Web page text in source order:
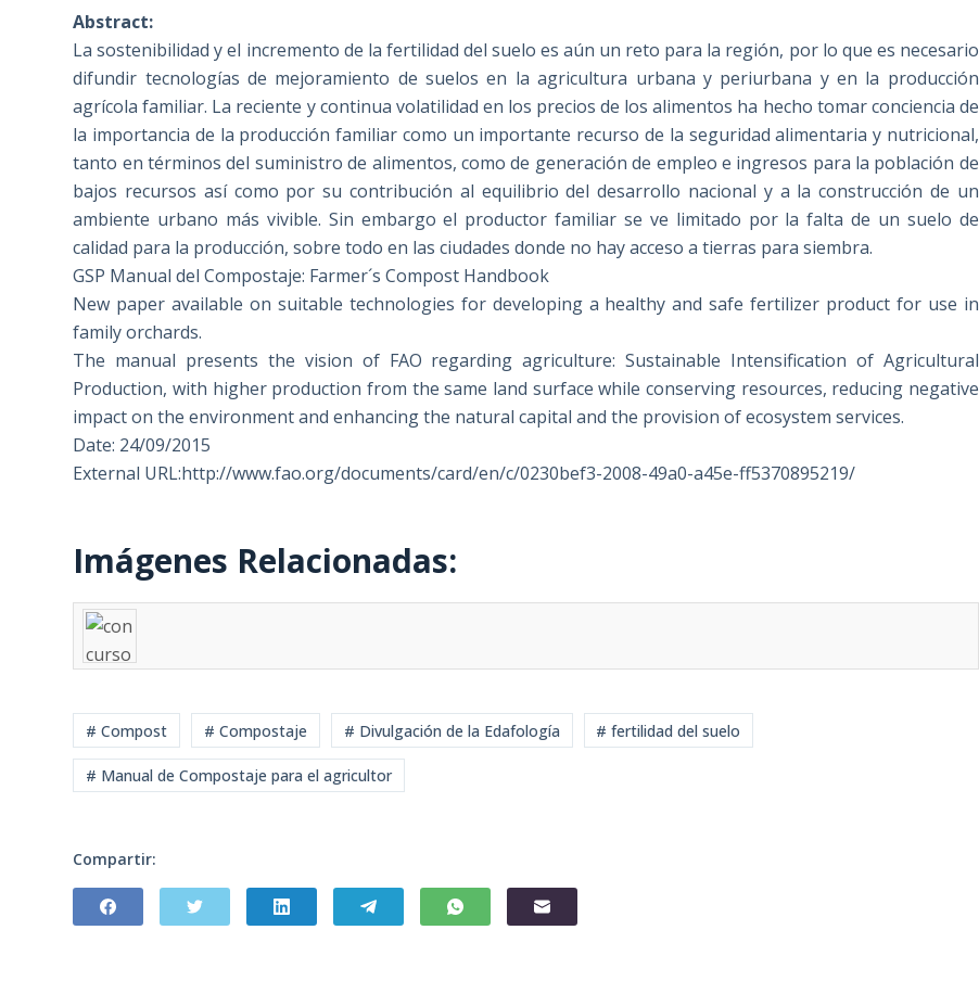
Abstract:
La sostenibilidad y el incremento de la fertilidad del suelo es aún un reto para la región, por lo que es necesario
difundir tecnologías de mejoramiento de suelos en la agricultura urbana y periurbana y en la producción
agrícola familiar. La reciente y continua volatilidad en los precios de los alimentos ha hecho tomar conciencia de
la importancia de la producción familiar como un importante recurso de la seguridad alimentaria y nutricional,
tanto en términos del suministro de alimentos, como de generación de empleo e ingresos para la población de
bajos recursos así como por su contribución al equilibrio del desarrollo nacional y a la construcción de un
ambiente urbano más vivible. Sin embargo el productor familiar se ve limitado por la falta de un suelo de
calidad para la producción, sobre todo en las ciudades donde no hay acceso a tierras para siembra.
GSP Manual del Compostaje: Farmer´s Compost Handbook
New paper available on suitable technologies for developing a healthy and safe fertilizer product for use in
family orchards.
The manual presents the vision of FAO regarding agriculture: Sustainable Intensification of Agricultural
Production, with higher production from the same land surface while conserving resources, reducing negative
impact on the environment and enhancing the natural capital and the provision of ecosystem services.
Date: 24/09/2015
External URL:http://www.fao.org/documents/card/en/c/0230bef3-2008-49a0-a45e-ff5370895219/
Imágenes Relacionadas:
# Compost # Compostaje # Divulgación de la Edafología # fertilidad del suelo
# Manual de Compostaje para el agricultor
Compartir: